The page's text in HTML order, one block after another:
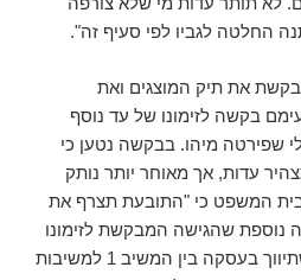
החלטה לגביו לפי סעיף זה".
הגישה המבקשת את תיק המוצגים ואת
בקשה לזימונו של עד נוסף
שפירטה מיהו. בבקשה נטען כי
עדות, אך מאוחר יותר נותק
בית המשפט כי "התובעת תצרף את
נוספת שהגישה המבקשת לזימונו
של אמזלג, צוין כי הוא זה שתיווך בעסקה בין המשיב 1 למשיבות